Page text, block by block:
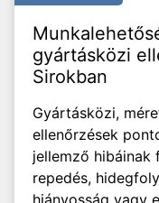
gyártásközi
Sirokban
Gyártásközi,
ellenőrzések
jellemző hibáinak
repedés,
hiányosság vagy